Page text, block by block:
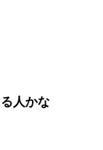
人かな